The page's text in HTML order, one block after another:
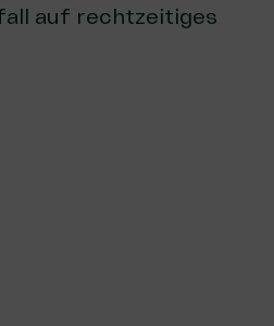
auf rechtzeitiges